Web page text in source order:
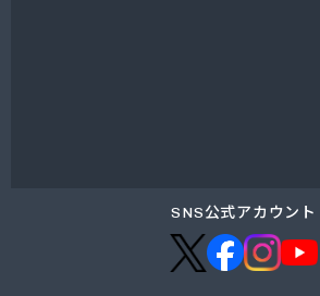
SNS公式アカウント